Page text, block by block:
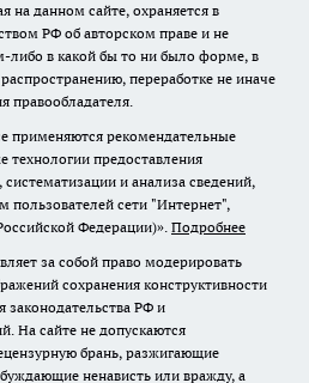
на данном сайте, охраняется в
РФ об авторском праве и не
либо в какой бы то ни было форме, в
переработке не иначе
правообладателя.
применяются рекомендательные
предоставления
и анализа сведений,
пользователей сети "Интернет",
Федерации)». Подробнее
за собой право модерировать
сохранения конструктивности
законодательства РФ и
На сайте не допускаются
брань, разжигающие
ненависть или вражду, а